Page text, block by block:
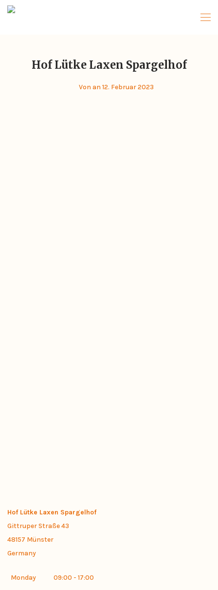
Hof Lütke Laxen Spargelhof
Von an 12. Februar 2023
Hof Lütke Laxen Spargelhof
Gittruper Straße 43
48157 Münster
Germany
Monday 09:00 - 17:00